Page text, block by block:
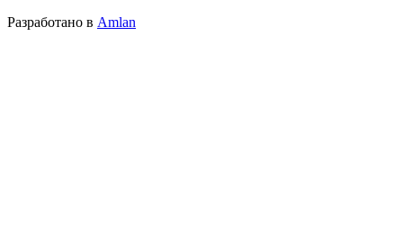
Разработано в Amlan